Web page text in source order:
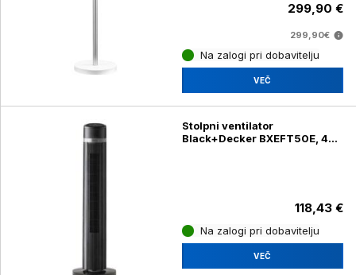
299,90 €
299,90€
Na zalogi pri dobavitelju
VEČ
Stolpni ventilator
Black+Decker BXEFT50E, 45
118,43 €
Na zalogi pri dobavitelju
VEČ